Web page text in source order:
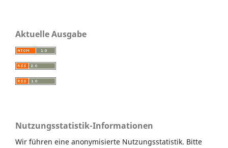
Aktuelle Ausgabe
Nutzungsstatistik-Informationen
Wir führen eine anonymisierte Nutzungsstatistik. Bitte